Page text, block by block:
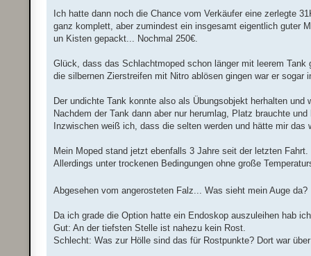
Ich hatte dann noch die Chance vom Verkäufer eine zerlegte
ganz komplett, aber zumindest ein insgesamt eigentlich guter
un Kisten gepackt... Nochmal 250€.
Glück, dass das Schlachtmoped schon länger mit leerem
die silbernen Zierstreifen mit Nitro ablösen gingen war er sogar
Der undichte Tank konnte also als Übungsobjekt herhalten
Nachdem der Tank dann aber nur herumlag, Platz brauchte
Inzwischen weiß ich, dass die selten werden und hätte mir das
Mein Moped stand jetzt ebenfalls 3 Jahre seit der letzten
Allerdings unter trockenen Bedingungen ohne große
Abgesehen vom angerosteten Falz... Was sieht mein Auge
Da ich grade die Option hatte ein Endoskop auszuleihen hab
Gut: An der tiefsten Stelle ist nahezu kein Rost.
Schlecht: Was zur Hölle sind das für Rostpunkte? Dort war